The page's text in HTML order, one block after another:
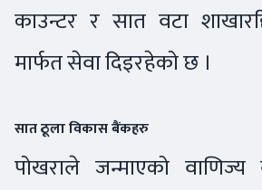
काउन्टर र सात वटा
मार्फत सेवा दिइरहेको छ ।
सात ठूला विकास बैंकहरु
पोखराले जन्माएको